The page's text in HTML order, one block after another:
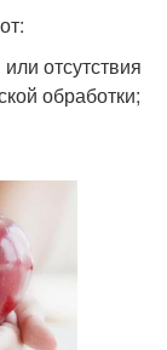
отсутствия
обработки;